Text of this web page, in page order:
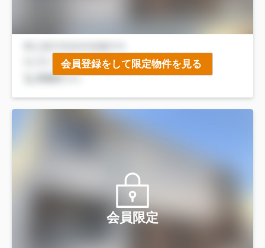
会員登録をして限定物件を見る
会員限定